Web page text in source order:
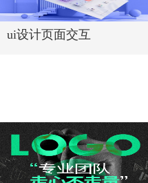
ui设计页面交互